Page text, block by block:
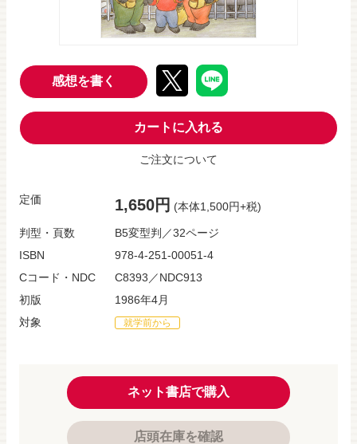
感想を書く
カートに入れる
ご注文について
定価 1,650円 (本体1,500円+税)
判型・頁数
B5変型判／32ページ
ISBN
978-4-251-00051-4
Cコード・NDC
C8393／NDC913
初版
1986年4月
対象
就学前から
ネット書店で購入
店頭在庫を確認